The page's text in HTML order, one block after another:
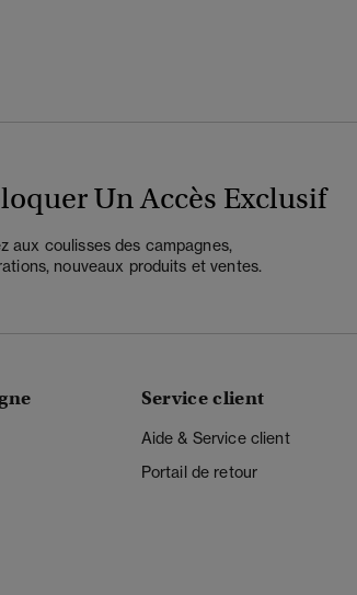
Un Accès Exclusif
aux coulisses des campagnes,
nouveaux produits et ventes.
Service client
Aide & Service client
Portail de retour